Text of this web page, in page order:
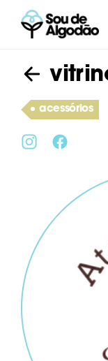
acessórios